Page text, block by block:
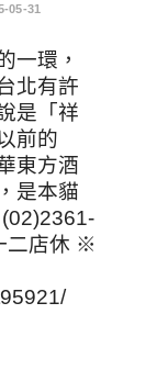
05-31
一環，
北有許
是「祥
前的
東方酒
是本貓
二店休 ※